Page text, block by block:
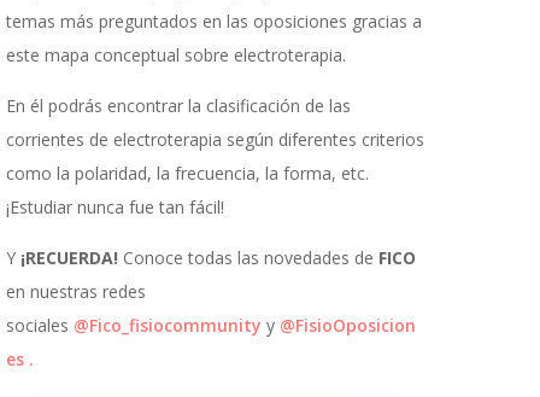
temas más preguntados en las oposiciones gracias a
este mapa conceptual sobre electroterapia.
En él podrás encontrar la clasificación de las
corrientes de electroterapia según diferentes criterios
como la polaridad, la frecuencia, la forma, etc.
¡Estudiar nunca fue tan fácil!
Y ¡RECUERDA! Conoce todas las novedades de FICO
en nuestras redes
sociales @Fico_fisiocommunity y @FisioOposicion
es .